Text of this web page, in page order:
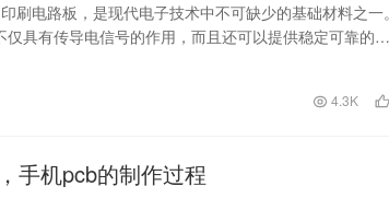
刷电路板，是现代电子技术中不可缺少的基础材料之一。
具有传导电信号的作用，而且还可以提供稳定可靠的支
4.3K
手机pcb的制作过程